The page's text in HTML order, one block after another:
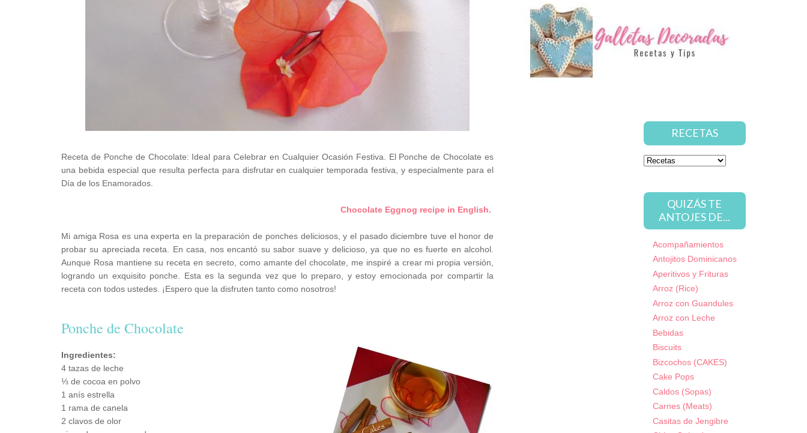
RECETAS
QUIZÁS TE
ANTOJES DE...
Acompañamientos
Antojitos Dominicanos
Aperitivos y Frituras
Arroz (Rice)
Arroz con Guandules
Arroz con Leche
Bebidas
Biscuits
Bizcochos (CAKES)
Cake Pops
Caldos (Sopas)
Carnes (Meats)
Casitas de Jengibre
Receta de Ponche de Chocolate: Ideal para Celebrar en Cualquier Ocasión Festiva. El Ponche de Chocolate es
una bebida especial que resulta perfecta para disfrutar en cualquier temporada festiva, y especialmente para el
Día de los Enamorados.
Chocolate Eggnog recipe in English.
Mi amiga Rosa es una experta en la preparación de ponches deliciosos, y el pasado diciembre tuve el honor de
probar su apreciada receta. En casa, nos encantó su sabor suave y delicioso, ya que no es fuerte en alcohol.
Aunque Rosa mantiene su receta en secreto, como amante del chocolate, me inspiré a crear mi propia versión,
logrando un exquisito ponche. Esta es la segunda vez que lo preparo, y estoy emocionada por compartir la
receta con todos ustedes. ¡Espero que la disfruten tanto como nosotros!
Ponche de Chocolate
Ingredientes:
4 tazas de leche
⅓ de cocoa en polvo
1 anís estrella
1 rama de canela
2 clavos de olor